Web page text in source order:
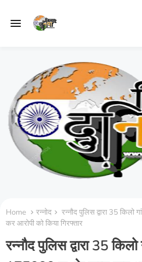
Home रन्नोद
रन्नौद पुलिस द्वारा 35
कर आरोपी को किया गिरफ्तार
रन्नौद पुलिस द्वारा 35